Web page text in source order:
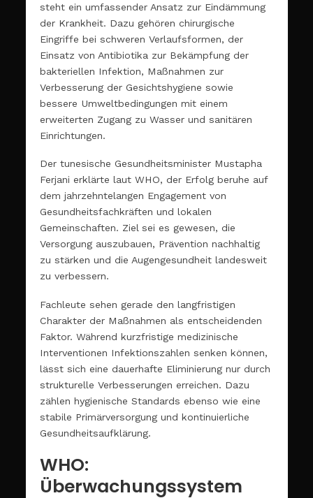
steht ein umfassender Ansatz zur Eindämmung
der Krankheit. Dazu gehören chirurgische
Eingriffe bei schweren Verlaufsformen, der
Einsatz von Antibiotika zur Bekämpfung der
bakteriellen Infektion, Maßnahmen zur
Verbesserung der Gesichtshygiene sowie
bessere Umweltbedingungen mit einem
erweiterten Zugang zu Wasser und sanitären
Einrichtungen.
Der tunesische Gesundheitsminister Mustapha
Ferjani erklärte laut WHO, der Erfolg beruhe auf
dem jahrzehntelangen Engagement von
Gesundheitsfachkräften und lokalen
Gemeinschaften. Ziel sei es gewesen, die
Versorgung auszubauen, Prävention nachhaltig
zu stärken und die Augengesundheit landesweit
zu verbessern.
Fachleute sehen gerade den langfristigen
Charakter der Maßnahmen als entscheidenden
Faktor. Während kurzfristige medizinische
Interventionen Infektionszahlen senken können,
lässt sich eine dauerhafte Eliminierung nur durch
strukturelle Verbesserungen erreichen. Dazu
zählen hygienische Standards ebenso wie eine
stabile Primärversorgung und kontinuierliche
Gesundheitsaufklärung.
WHO:
Überwachungssystem